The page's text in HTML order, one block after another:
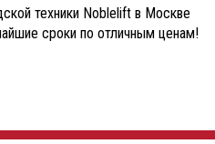
техники Noblelift в Москве
сроки по отличным ценам!